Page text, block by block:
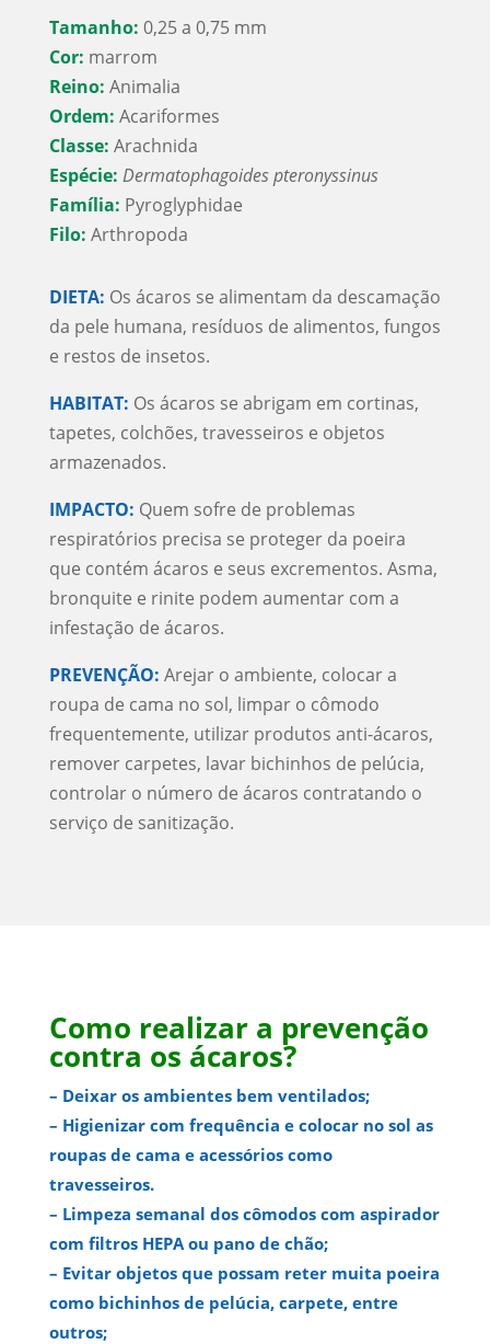
Tamanho: 0,25 a 0,75 mm
Cor: marrom
Reino: Animalia
Ordem: Acariformes
Classe: Arachnida
Espécie: Dermatophagoides pteronyssinus
Família: Pyroglyphidae
Filo: Arthropoda
DIETA: Os ácaros se alimentam da descamação
da pele humana, resíduos de alimentos, fungos
e restos de insetos.
HABITAT: Os ácaros se abrigam em cortinas,
tapetes, colchões, travesseiros e objetos
armazenados.
IMPACTO: Quem sofre de problemas
respiratórios precisa se proteger da poeira
que contém ácaros e seus excrementos. Asma,
bronquite e rinite podem aumentar com a
infestação de ácaros.
PREVENÇÃO: Arejar o ambiente, colocar a
roupa de cama no sol, limpar o cômodo
frequentemente, utilizar produtos anti-ácaros,
remover carpetes, lavar bichinhos de pelúcia,
controlar o número de ácaros contratando o
serviço de sanitização.
Como realizar a prevenção
contra os ácaros?
– Deixar os ambientes bem ventilados;
– Higienizar com frequência e colocar no sol as
roupas de cama e acessórios como
travesseiros.
– Limpeza semanal dos cômodos com aspirador
com filtros HEPA ou pano de chão;
– Evitar objetos que possam reter muita poeira
como bichinhos de pelúcia, carpete, entre
outros;